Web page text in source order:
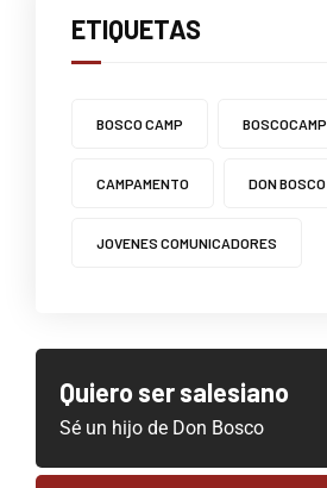
ETIQUETAS
BOSCO CAMP BOSCOCAMP
CAMPAMENTO DON BOSCO
JOVENES COMUNICADORES
Quiero ser salesiano
Sé un hijo de Don Bosco